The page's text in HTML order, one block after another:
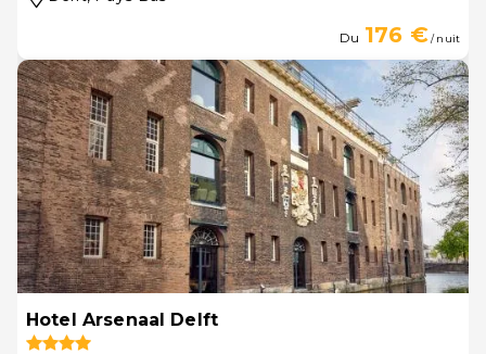
Du 176 €/ nuit
Hotel Arsenaal Delft